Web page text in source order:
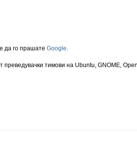
да го прашате Google.
преведувачки тимови на Ubuntu, GNOME,